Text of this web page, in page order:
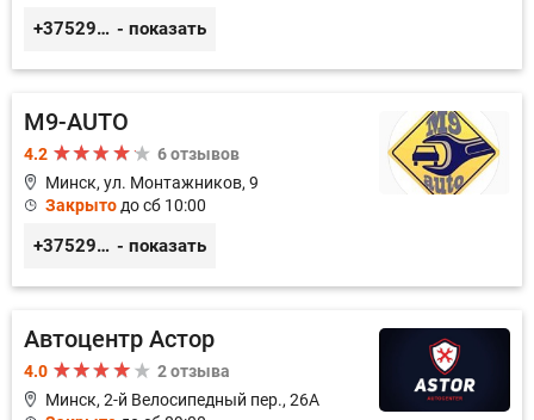
+375296781188 - показать
M9-AUTO
4.2
6 отзывов
Минск, ул. Монтажников, 9
Закрытодо сб 10:00
+375299395764 - показать
Автоцентр Астор
4.0
2 отзыва
Минск, 2-й Велосипедный пер., 26А